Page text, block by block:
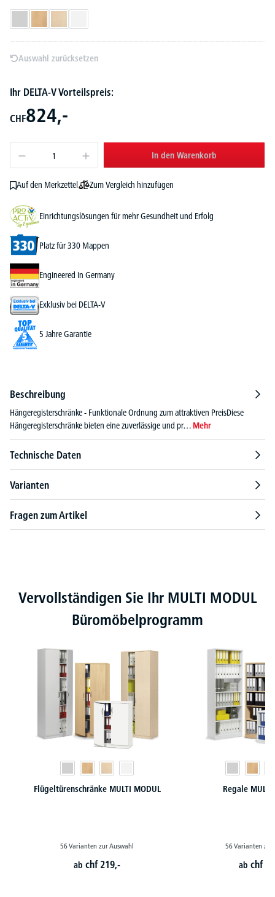
Auswahl zurücksetzen
Ihr DELTA-V Vorteilspreis:
CHF824,-
In den Warenkorb
Auf den Merkzettel Zum Vergleich hinzufügen
Einrichtungslösungen für mehr Gesundheit und Erfolg
Platz für 330 Mappen
Engineered in Germany
Exklusiv bei DELTA-V
5 Jahre Garantie
Beschreibung
Hängeregisterschränke - Funktionale Ordnung zum attraktiven PreisDiese
Hängeregisterschränke bieten eine zuverlässige und pr… Mehr
Technische Daten
Varianten
Fragen zum Artikel
Produktgalerie überspringen
Vervollständigen Sie Ihr MULTI MODUL
Büromöbelprogramm
Flügeltürenschränke MULTI MODUL
56 Varianten zur Auswahl
abchf 219,-
Regale MULTI
56 Varianten zur
abchf